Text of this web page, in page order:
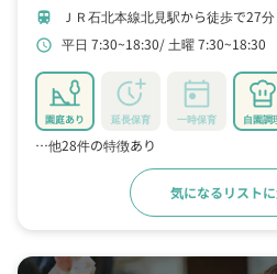
train ＪＲ石北本線北見駅から徒歩で27分
schedule 平日 7:30~18:30 土曜 7:30~18:30
園庭あり 延長保育 一時保育 自園調
…他28件の特徴あり
気になるリスト